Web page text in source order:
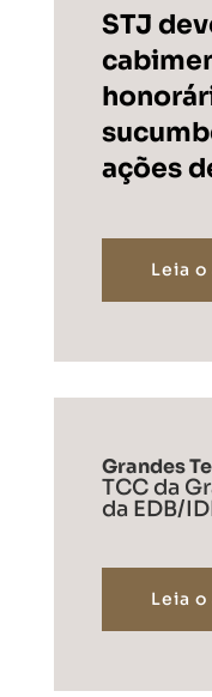
STJ
ações
Leia
Grandes
TCC da
da EDB/
Leia